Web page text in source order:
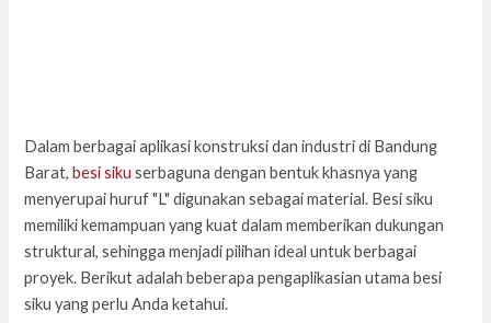
Dalam berbagai aplikasi konstruksi dan industri di Bandung
Barat,besi siku serbaguna dengan bentuk khasnya yang
menyerupai huruf "L" digunakan sebagai material. Besi siku
memiliki kemampuan yang kuat dalam memberikan dukungan
struktural, sehingga menjadi pilihan ideal untuk berbagai
proyek. Berikut adalah beberapa pengaplikasian utama besi
siku yang perlu Anda ketahui.